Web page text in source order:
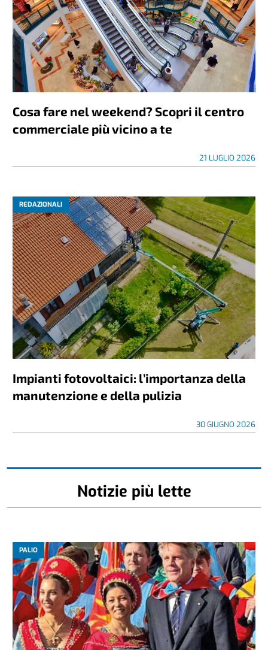
Cosa fare nel weekend? Scopri il centro
commerciale più vicino a te
21 LUGLIO 2026
REDAZIONALI
Impianti fotovoltaici: l’importanza della
manutenzione e della pulizia
30 GIUGNO 2026
Notizie più lette
PALIO